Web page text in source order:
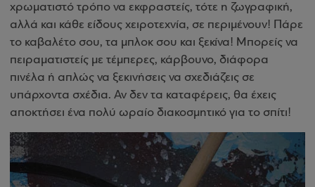
χρωματιστό τρόπο να εκφραστείς, τότε η ζωγραφική,
αλλά και κάθε είδους χειροτεχνία, σε περιμένουν! Πάρε
το καβαλέτο σου, τα μπλοκ σου και ξεκίνα! Μπορείς να
πειραματιστείς με τέμπερες, κάρβουνο, διάφορα
πινέλα ή απλώς να ξεκινήσεις να σχεδιάζεις σε
υπάρχοντα σχέδια. Αν δεν τα καταφέρεις, θα έχεις
αποκτήσει ένα πολύ ωραίο διακοσμητικό για το σπίτι!